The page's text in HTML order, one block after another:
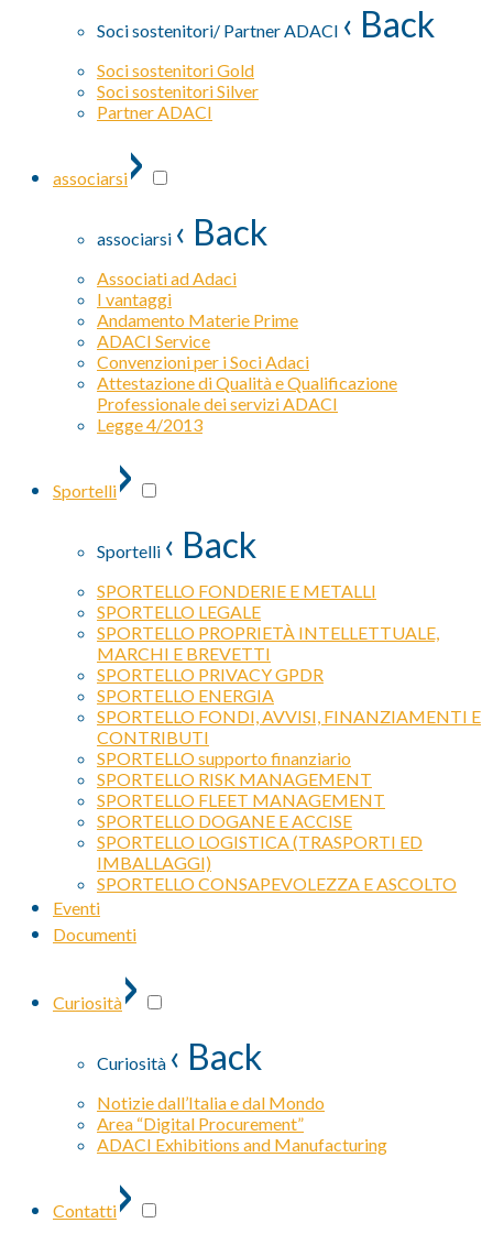
Soci sostenitori/ Partner ADACI ‹ Back
Soci sostenitori Gold
Soci sostenitori Silver
Partner ADACI
associarsi›
associarsi ‹ Back
Associati ad Adaci
I vantaggi
Andamento Materie Prime
ADACI Service
Convenzioni per i Soci Adaci
Attestazione di Qualità e Qualificazione
Professionale dei servizi ADACI
Legge 4/2013
Sportelli›
Sportelli ‹ Back
SPORTELLO FONDERIE E METALLI
SPORTELLO LEGALE
SPORTELLO PROPRIETÀ INTELLETTUALE,
MARCHI E BREVETTI
SPORTELLO PRIVACY GPDR
SPORTELLO ENERGIA
SPORTELLO FONDI, AVVISI, FINANZIAMENTI E
CONTRIBUTI
SPORTELLO supporto finanziario
SPORTELLO RISK MANAGEMENT
SPORTELLO FLEET MANAGEMENT
SPORTELLO DOGANE E ACCISE
SPORTELLO LOGISTICA (TRASPORTI ED
IMBALLAGGI)
SPORTELLO CONSAPEVOLEZZA E ASCOLTO
Eventi
Documenti
Curiosità›
Curiosità ‹ Back
Notizie dall’Italia e dal Mondo
Area “Digital Procurement”
ADACI Exhibitions and Manufacturing
Contatti›